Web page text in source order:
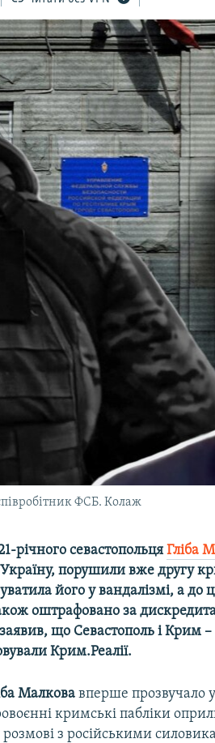
ФСБ. Колаж
річного севастопольцяГліба
порушили вже другу
його у вандалізмі, а до
оштрафовано за
що Севастополь і Крим
Крим.Реалії.
Малкова вперше прозвучало
кримські пабліки
розмові з російськими